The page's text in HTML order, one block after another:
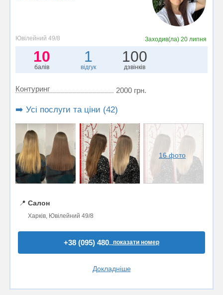
Ювілейний 49/8 Заходив(ла) 20 липня
10
балів
1
відгук
100
дзвінків
Контуринг 2000 грн.
➡️ Усі послуги та ціни (42)
16 фото
📍 Салон
Харків, Ювілейний 49/8
+38 (095) 480..показати номер
Докладніше